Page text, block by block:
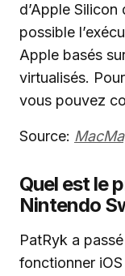
d’Apple Silicon
possible
Apple basés
virtualisés.
vous pouvez
Source:
Quel est le
Nintendo
PatRyk a
fonctionner